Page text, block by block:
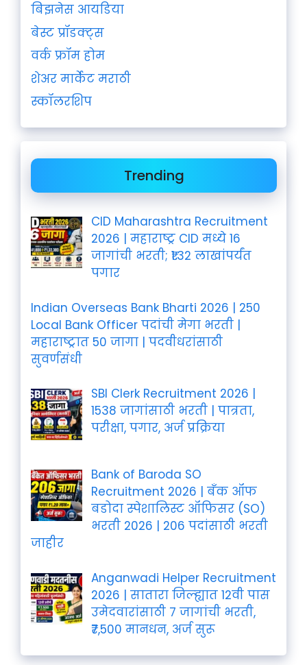
बिझनेस आयडिया
बेस्ट प्रॉडक्ट्स
वर्क फ्रॉम होम
शेअर मार्केट मराठी
स्कॉलरशिप
Trending
CID Maharashtra Recruitment
2026 | महाराष्ट्र CID मध्ये 16
जागांची भरती; ₹1.32 लाखांपर्यंत
पगार
Indian Overseas Bank Bharti 2026 | 250
Local Bank Officer पदांची मेगा भरती |
महाराष्ट्रात 50 जागा | पदवीधरांसाठी
सुवर्णसंधी
SBI Clerk Recruitment 2026 |
1538 जागांसाठी भरती | पात्रता,
परीक्षा, पगार, अर्ज प्रक्रिया
Bank of Baroda SO
Recruitment 2026 | बँक ऑफ
बडोदा स्पेशालिस्ट ऑफिसर (SO)
भरती 2026 | 206 पदांसाठी भरती
जाहीर
Anganwadi Helper Recruitment
2026 | सातारा जिल्ह्यात 12वी पास
उमेदवारांसाठी 7 जागांची भरती,
₹7,500 मानधन, अर्ज सुरू